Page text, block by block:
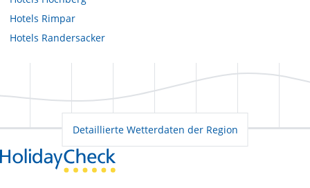
Hotels Rimpar
Hotels Randersacker
Detaillierte Wetterdaten der Region